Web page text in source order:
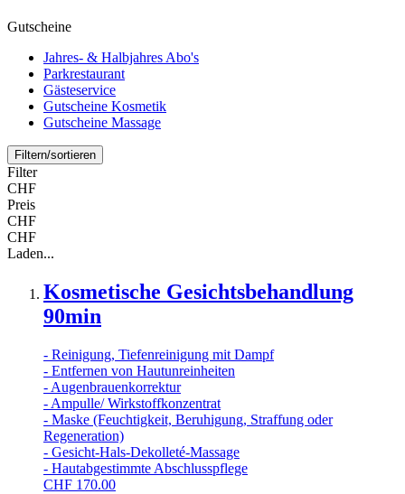
Gutscheine
Jahres- & Halbjahres Abo's
Parkrestaurant
Gästeservice
Gutscheine Kosmetik
Gutscheine Massage
Filtern/sortieren
Filter
CHF
Preis
CHF
CHF
Laden...
Kosmetische Gesichtsbehandlung
90min
- Reinigung, Tiefenreinigung mit Dampf
- Entfernen von Hautunreinheiten
- Augenbrauenkorrektur
- Ampulle/ Wirkstoffkonzentrat
- Maske (Feuchtigkeit, Beruhigung, Straffung oder
Regeneration)
- Gesicht-Hals-Dekolleté-Massage
- Hautabgestimmte Abschlusspflege
CHF 170.00